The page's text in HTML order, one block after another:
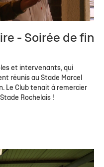
- Soirée de fin
et intervenants, qui
réunis au Stade Marcel
Le Club tenait à remercier
Rochelais !